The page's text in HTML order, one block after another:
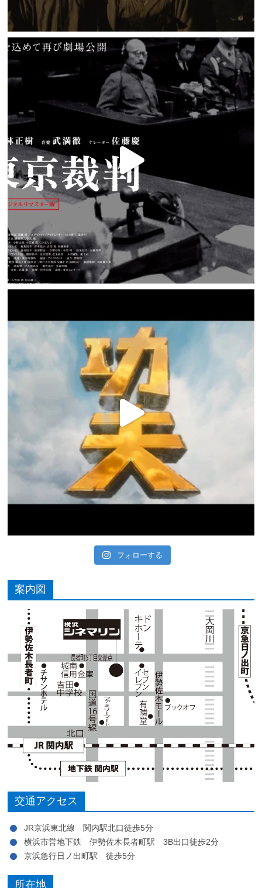
フォローする
案内図
交通アクセス
JR京浜東北線 関内駅北口徒歩5分
横浜市営地下鉄 伊勢佐木長者町駅 3B出口徒歩2分
京浜急行日ノ出町駅 徒歩5分
所在地